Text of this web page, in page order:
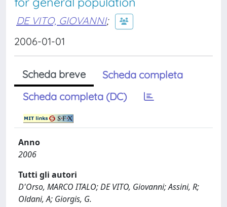
DE VITO, GIOVANNI;
2006-01-01
Scheda breve
Scheda completa
Scheda completa (DC)
Anno
2006
Tutti gli autori
D'Orso, MARCO ITALO; DE VITO, Giovanni; Assini, R;
Oldani, A; Giorgis, G.